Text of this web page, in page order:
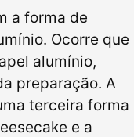
a forma de
Ocorre que
alumínio,
preparação. A
terceira forma
e a